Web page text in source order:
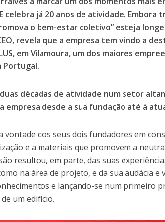
celebra já 20 anos de atividade. Embora
o bem-estar coletivo” esteja
revela que a empresa tem vindo a
em Vilamoura, um dos maiores
Portugal.
duas décadas de atividade num setor
empresa desde a sua fundação até à
vontade dos seus dois fundadores em
e a materiais que promovem a
resultou, em parte, das suas
na área de projeto, e da sua audácia e
e lançando-se num primeiro
um edifício.